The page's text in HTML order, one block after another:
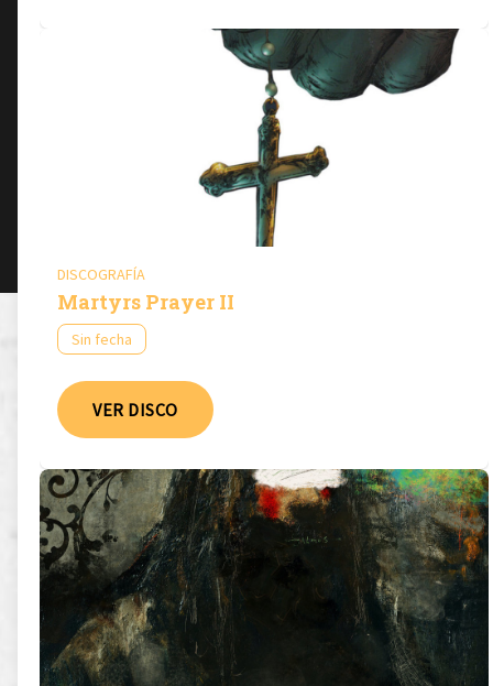
DISCOGRAFÍA
Martyrs Prayer II
Sin fecha
VER DISCO